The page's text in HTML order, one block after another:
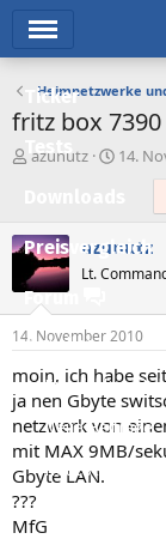
Ticker
Preisvergleich
Forum
Aktuelles
Empfohlene
Neue Beiträge
Neueste
Leserartikel
Heimnetzwerke
fritz box
E
e
l
e
azunutz
E
e
l
a
m
14.
azunutz
Lt.
14. November 2010
moin, ich habe
ja nen Gbyte
netzwerk von
mit MAX 9MB/
Gbyte LAN.
???
MfG